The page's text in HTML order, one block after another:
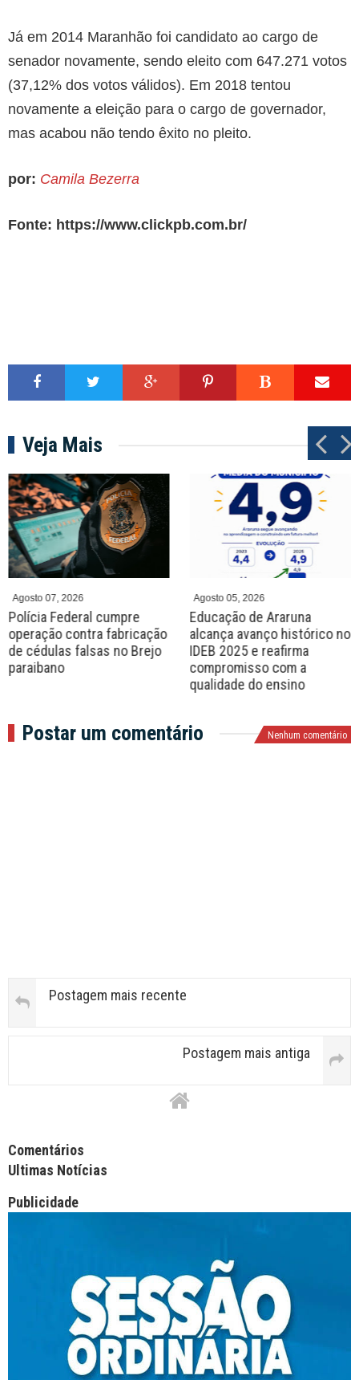
Já em 2014 Maranhão foi candidato ao cargo de
senador novamente, sendo eleito com 647.271 votos
(37,12% dos votos válidos). Em 2018 tentou
novamente a eleição para o cargo de governador,
mas acabou não tendo êxito no pleito.
por: Camila Bezerra
Fonte: https://www.clickpb.com.br/
Veja Mais
Agosto 07, 2026
Polícia Federal cumpre
operação contra fabricação
de cédulas falsas no Brejo
paraibano
Agosto 05, 2026
Educação de Araruna
alcança avanço histórico no
IDEB 2025 e reafirma
compromisso com a
qualidade do ensino
P
r
e
Postar um comentário Nenhum comentário
Postagem mais recente
Postagem mais antiga
Facebook Comments APPID
Comentários
Ultimas Notícias
Publicidade